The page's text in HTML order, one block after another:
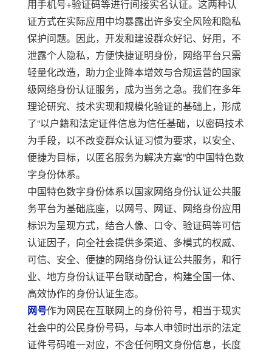
用手机号+验证码等进行间接实名认证。这两种认
证方式在实际应用中均暴露出许多安全风险和隐私
保护问题。因此，开发和建设群众好记、好用，不
泄露个人隐私，方便快捷证明身份，网络平台只需
轻量化改造，助力企业降本增效与合规运营的国家
级网络身份认证服务，成为当务之急。我们在多年
理论研究、技术实现和规模化验证的基础上，形成
了“以户籍和法定证件信息为信任基础，以密码技术
为手段，以不改变群众认证习惯为要求，以安全、
便捷为目标，以匿名服务为解决方案”的中国特色数
字身份体系。
中国特色数字身份体系以国家网络身份认证公共服
务平台为基础底座，以网号、网证、网络身份应用
标识为呈现方式，结合人像、口令、验证码等可信
认证因子，向全社会提供多渠道、多模式的权威、
可信、安全、便捷的网络身份认证公共服务，和行
业、地方身份认证平台联动配合，构建全国一体、
高效协作的身份认证生态。
网号作为网民在互联网上的身份符号，相当于现实
社会中的公民身份号码，与本人申领时出示的法定
证件号码唯一对应，不含任何明文身份信息，长度